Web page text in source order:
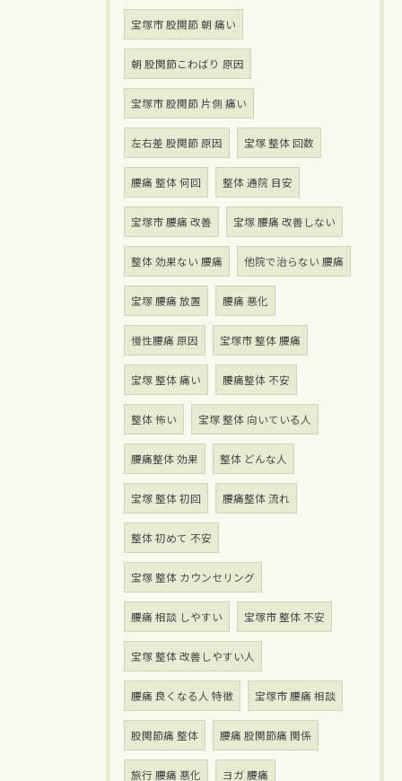
宝塚市 股関節 朝 痛い
朝 股関節こわばり 原因
宝塚市 股関節 片側 痛い
左右差 股関節 原因 宝塚 整体 回数
腰痛 整体 何回 整体 通院 目安
宝塚市 腰痛 改善 宝塚 腰痛 改善しない
整体 効果ない 腰痛 他院で治らない 腰痛
宝塚 腰痛 放置 腰痛 悪化
慢性腰痛 原因 宝塚市 整体 腰痛
宝塚 整体 痛い 腰痛整体 不安
整体 怖い 宝塚 整体 向いている人
腰痛整体 効果 整体 どんな人
宝塚 整体 初回 腰痛整体 流れ
整体 初めて 不安
宝塚 整体 カウンセリング
腰痛 相談 しやすい 宝塚市 整体 不安
宝塚 整体 改善しやすい人
腰痛 良くなる人 特徴 宝塚市 腰痛 相談
股関節痛 整体 腰痛 股関節痛 関係
旅行 腰痛 悪化 ヨガ 腰痛